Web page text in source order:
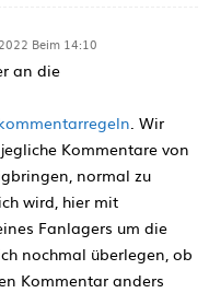
Beim 14:10
an die
. Wir
Kommentare von
normal zu
wird, hier mit
Fanlagers um die
nochmal überlegen, ob
Kommentar anders